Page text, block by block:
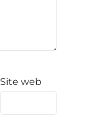
Site web